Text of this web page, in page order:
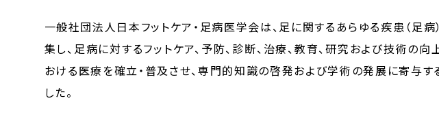
一般社団法人日本フットケア・足病医学会は、足に関するあらゆる疾患（足
集し、足病に対するフットケア、予防、診断、治療、教育、研究および技術の
おける医療を確立・普及させ、専門的知識の啓発および学術の発展に寄与す
した。